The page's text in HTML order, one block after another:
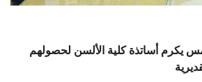
أساتذة كلية الألسن لحصولهم